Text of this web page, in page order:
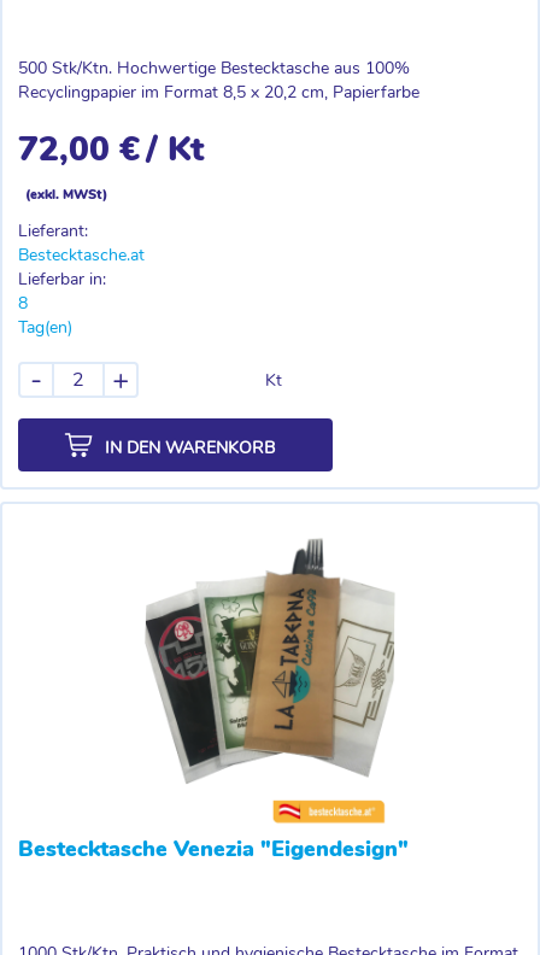
500 Stk/Ktn. Hochwertige Bestecktasche aus 100%
Recyclingpapier im Format 8,5 x 20,2 cm, Papierfarbe
72,00 €/ Kt
(exkl. MWSt)
Lieferant:
Bestecktasche.at
Lieferbar in:
8
Tag(en)
Kt
- +
IN DEN WARENKORB
Bestecktasche Venezia "Eigendesign"